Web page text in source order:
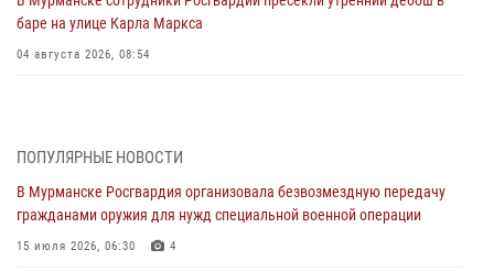
баре на улице Карла Маркса
04 августа 2026, 08:54
03 августа 2026, 12:23 4
Сотрудники вневедомственной охраны Росгвардии пресекли
хулиганские действия дебошира на автозаправочной станции
города Кандалакши
ПОПУЛЯРНЫЕ НОВОСТИ
В Мурманске Росгвардия организовала безвозмездную передачу
гражданами оружия для нужд специальной военной операции
15 июля 2026, 06:30 4